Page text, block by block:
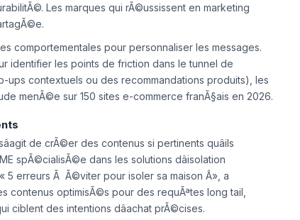
Les marques qui rÃ©ussissent en marketing
comportementales pour personnaliser les messages.
identifier les points de friction dans le tunnel de
ups contextuels ou des recommandations produits), les
menÃ©e sur 150 sites e-commerce franÃ§ais en 2026.
de crÃ©er des contenus si pertinents quâils
spÃ©cialisÃ©e dans les solutions dâisolation
erreurs Ã Ã©viter pour isoler sa maison Â», a
contenus optimisÃ©s pour des requÃªtes long tail,
des intentions dâachat prÃ©cises.